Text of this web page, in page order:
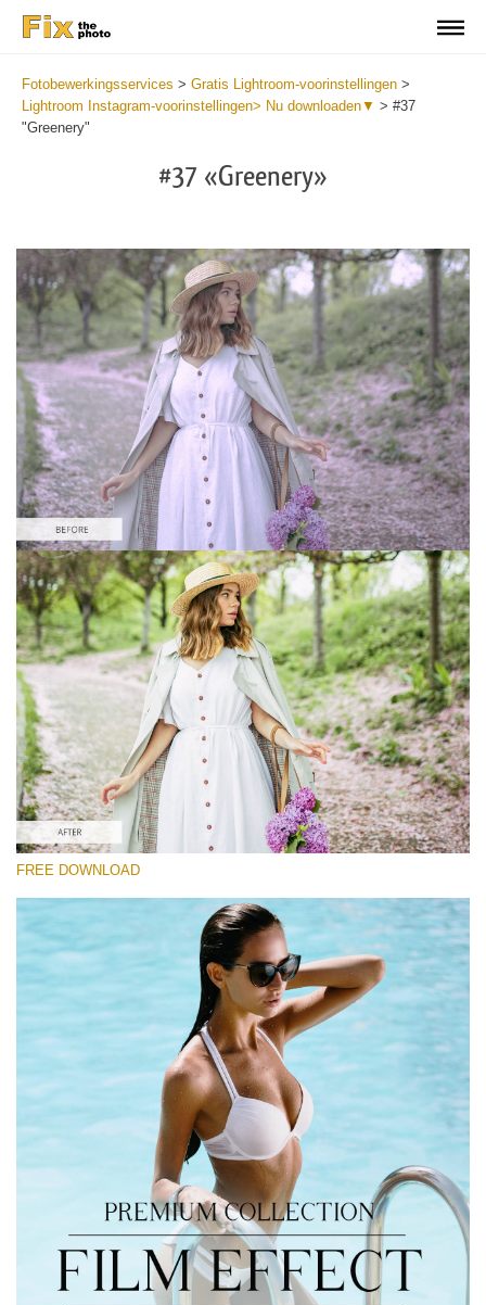
Fotobewerkingsservices > Gratis Lightroom-voorinstellingen >
Lightroom Instagram-voorinstellingen> Nu downloaden▼ > #37
"Greenery"
#37 «Greenery»
Please select
Free Instagram Preset #37
Film Effect
(30 Lr Presets)
Wedding Collection
(400 Lr Presets)
Must-Have Collection
(1432 Lr Presets)
Free download
FREE DOWNLOAD